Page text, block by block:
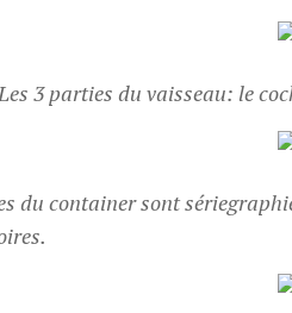
3 parties du vaisseau: le
du container sont